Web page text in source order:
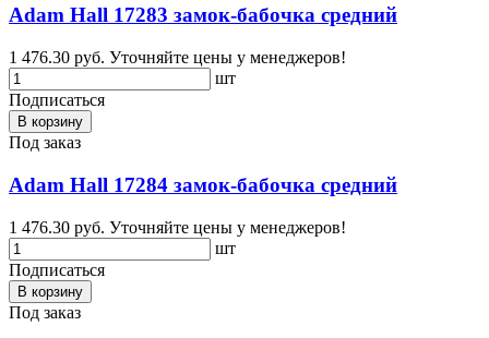
Adam Hall 17283 замок-бабочка средний
1 476.30 руб. Уточняйте цены у менеджеров!
шт
Подписаться
В корзину
Под заказ
Adam Hall 17284 замок-бабочка средний
1 476.30 руб. Уточняйте цены у менеджеров!
шт
Подписаться
В корзину
Под заказ